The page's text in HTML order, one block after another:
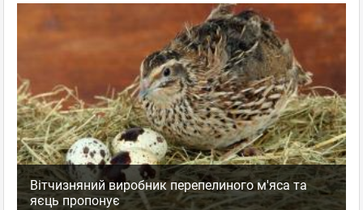
Вітчизняний виробник перепелиного м'яса та
яєць пропонує